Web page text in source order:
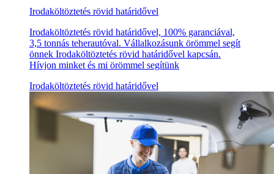
Irodaköltöztetés rövid határidővel
Irodaköltöztetés rövid határidővel, 100% garanciával,
3,5 tonnás teherautóval. Vállalkozásunk örömmel segít
önnek Irodaköltöztetés rövid határidővel kapcsán.
Hívjon minket és mi örömmel segítünk
Irodaköltöztetés rövid határidővel